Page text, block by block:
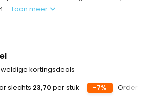
Toon meer
kortingsdeals
slechts 23,70 per stuk -7% Order